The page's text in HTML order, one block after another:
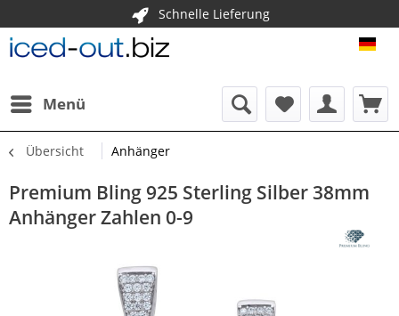
Schnelle Lieferung
Menü
Übersicht Anhänger
Premium Bling 925 Sterling Silber 38mm
Anhänger Zahlen 0-9